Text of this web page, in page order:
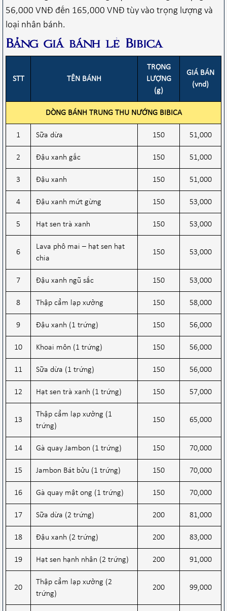
56,000 VNĐ đến 165,000 VNĐ tùy vào trọng lượng và
loại nhân bánh.
Bảng giá bánh lẻ Bibica
STT TÊN BÁNH
TRỌNG
LƯỢNG
(g)
GIÁ BÁN
(vnd)
DÒNG BÁNH TRUNG THU NƯỚNG BIBICA
1 Sữa dừa 150 51,000
2 Đậu xanh gấc 150 51,000
3 Đậu xanh 150 51,000
4 Đậu xanh mứt gừng 150 53,000
5 Hạt sen trà xanh 150 53,000
6
Lava phô mai – hạt sen hạt
chia
150 53,000
7 Đậu xanh ngũ sắc 150 53,000
8 Thập cẩm lạp xưởng 150 58,000
9 Đậu xanh (1 trứng) 150 56,000
10 Khoai môn (1 trứng) 150 56,000
11 Sữa dừa (1 trứng) 150 56,000
12 Hạt sen trà xanh (1 trứng) 150 57,000
13
Thập cẩm lạp xưởng (1
trứng)
150 65,000
14 Gà quay Jambon (1 trứng) 150 70,000
15 Jambon Bát bửu (1 trứng) 150 70,000
16 Gà quay mật ong (1 trứng) 150 70,000
17 Sữa dừa (2 trứng) 200 81,000
18 Đậu xanh (2 trứng) 200 83,000
19 Hạt sen hạnh nhân (2 trứng) 200 91,000
20
Thập cẩm lạp xưởng (2
trứng)
200 99,000